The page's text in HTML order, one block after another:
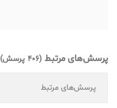
پرسش‌های مرتبط (406 پرسش)